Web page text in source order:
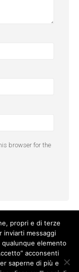
browser for the
propri e di terze
inviarti messaggi
elemento
acconsenti
saperne di più e